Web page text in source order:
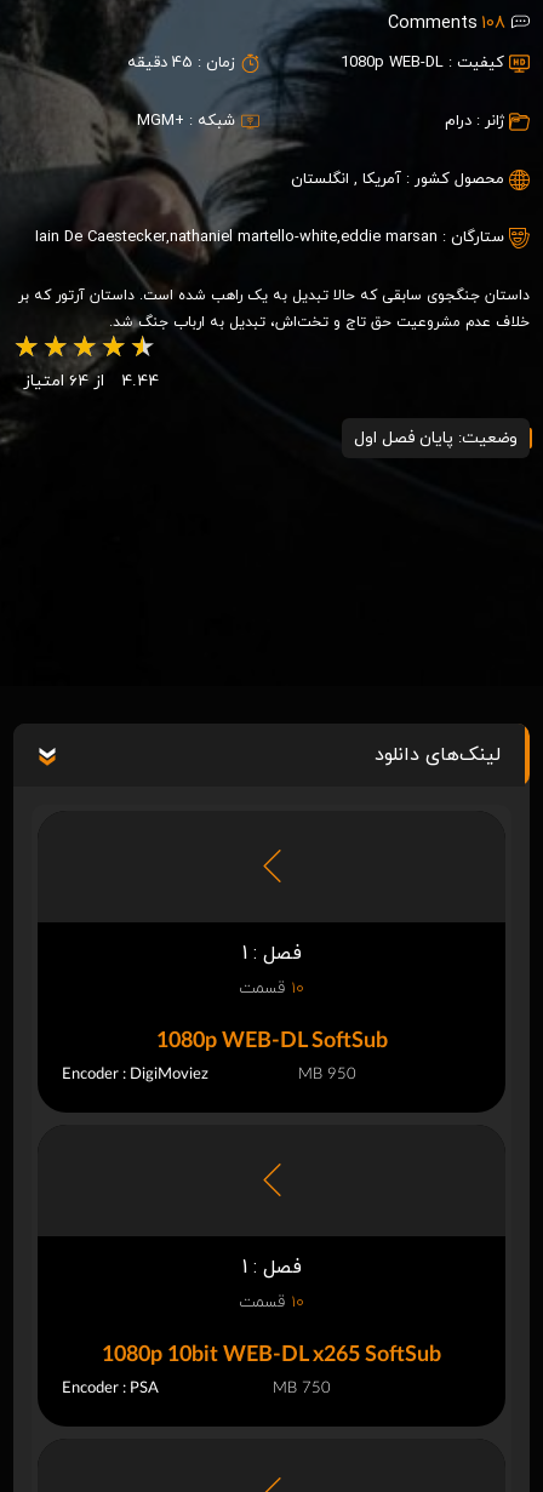
108
Comments
کیفیت : 1080p WEB-DL زمان : 45 دقیقه
ژانر : درام شبکه : +MGM
محصول کشور : آمریکا , انگلستان
ستارگان : Iain De Caestecker,nathaniel martello-white,eddie marsan
داستان جنگجوی سابقی که حالا تبدیل به یک راهب شده است. داستان آرتور که بر
خلاف عدم مشروعیت حق تاج و تخت‌اش، تبدیل به ارباب جنگ شد.
4.44 از 64 امتیاز
وضعیت: پایان فصل اول
لینک‌های دانلود
فصل : 1
10 قسمت
1080p WEB-DL SoftSub
Encoder : DigiMoviez 950 MB
فصل : 1
10 قسمت
1080p 10bit WEB-DL x265 SoftSub
Encoder : PSA 750 MB